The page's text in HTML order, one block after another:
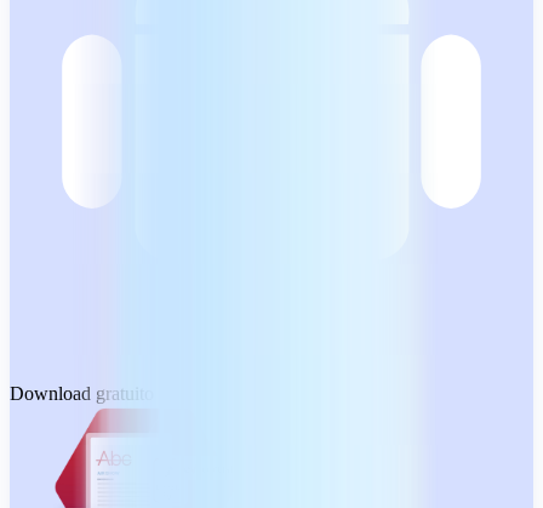
Download gratuito